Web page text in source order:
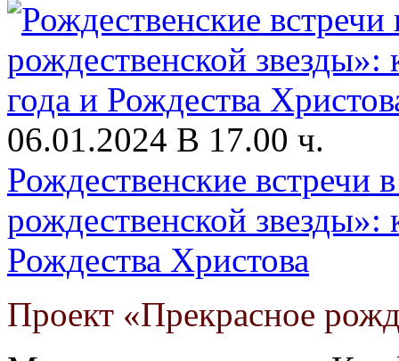
06.01.2024 В 17.00 ч.
Рождественские встречи
рождественской
Рождества Христова
Проект «Прекрасное